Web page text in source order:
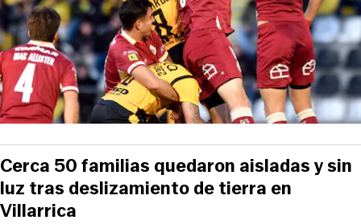
Cerca 50 familias quedaron aisladas y sin
luz tras deslizamiento de tierra en
Villarrica